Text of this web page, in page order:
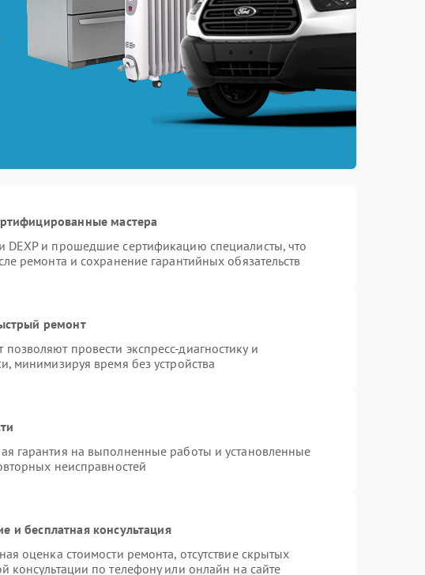
мастера
DEXP и прошедшие сертификацию специалисты, что
ремонта и сохранение гарантийных обязательств
ремонт
провести экспресс-диагностику и
минимизируя время без устройства
гарантия на выполненные работы и установленные
неисправностей
и бесплатная консультация
оценка стоимости ремонта, отсутствие скрытых
консультации по телефону или онлайн на сайте